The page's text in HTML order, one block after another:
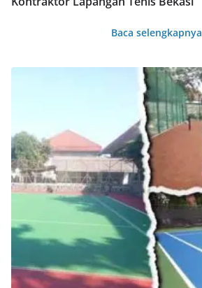
Baca selengkapnya